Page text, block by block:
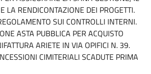
LA RENDICONTAZIONE DEI PROGETTI.
SUI CONTROLLI INTERNI.
ASTA PUBBLICA PER ACQUISTO
ARIETE IN VIA OPIFICI N. 39.
CIMITERIALI SCADUTE PRIMA